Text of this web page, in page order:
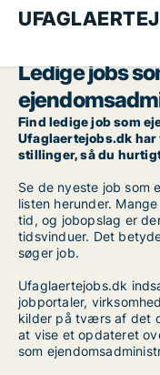
Ledige jobs
Find ledige job som
Ufaglaertejobs.dk
stillinger, så du
Se de nyeste job som
listen herunder.
tid, og jobopslag er
tidsvinduer. Det
søger job.
Ufaglaertejobs.dk
jobportaler,
kilder på tværs af det
at vise et opdateret
som